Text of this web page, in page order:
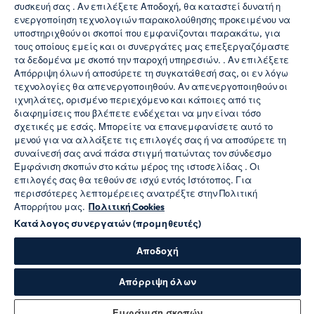
CANDY HOOVER GROUP S.r.I. - Μοναδικός Μέτοχος -
ΕΔΡΑ: Via Comolli, 57 - 20861 Brugherio (MB) - Ιταλία
- ΔΙΟΙΚΗΤΙΚΑ ΓΡΑΦΕΙΑ: Via Privata Eden Fumagalli
snc - 20861 Brugherio (MB) και Via Trento n. 20/A-22 -
20871 Vimercate (MB) - Ιταλία - Τηλ.: +39.039.2086.1
- Φαξ: +39.039.2086.237 - Μετοχικό κεφάλαιο
35.000.000,00 € iv - ΑΦΜ. και αριθμός εγγραφής
στο Μητρώο Επιχειρήσεων Μιλάνου-Μόντσα-
Μπριάντσα-Λόντι 04666310158 - Αριθμός
φορολογικού μητρώου ΦΠΑ 00786860965 - Αριθμός
REA: MB-1033934 - Άδεια IT AEOF 211870 - Εταιρεία
που υπόκειται σε δραστηριότητες διαχείρισης και
συντονισμού της Candy S.p.A.
συσκευή σας . Αν επιλέξετε Αποδοχή, θα καταστεί δυνατή η
ενεργοποίηση τεχνολογιών παρακολούθησης προκειμένου να
υποστηριχθούν οι σκοποί που εμφανίζονται παρακάτω, για
τους οποίους εμείς και οι συνεργάτες μας επεξεργαζόμαστε
τα δεδομένα με σκοπό την παροχή υπηρεσιών. . Αν επιλέξετε
Απόρριψη όλων ή αποσύρετε τη συγκατάθεσή σας, οι εν λόγω
τεχνολογίες θα απενεργοποιηθούν. Αν απενεργοποιηθούν οι
ιχνηλάτες, ορισμένο περιεχόμενο και κάποιες από τις
διαφημίσεις που βλέπετε ενδέχεται να μην είναι τόσο
σχετικές με εσάς. Μπορείτε να επανεμφανίσετε αυτό το
μενού για να αλλάξετε τις επιλογές σας ή να αποσύρετε τη
συναίνεσή σας ανά πάσα στιγμή πατώντας τον σύνδεσμο
Εμφάνιση σκοπών στο κάτω μέρος της ιστοσελίδας . Οι
επιλογές σας θα τεθούν σε ισχύ εντός Ιστότοπος. Για
περισσότερες λεπτομέρειες ανατρέξτε στην Πολιτική
Απορρήτου μας. Πολιτική Cookies
Κατάλογος συνεργατών (προμηθευτές)
Αποδοχή
Απόρριψη όλων